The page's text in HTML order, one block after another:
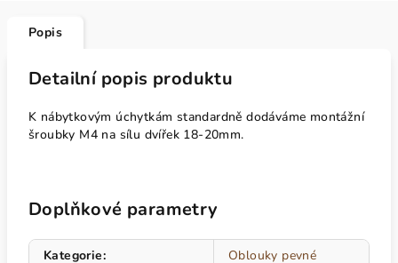
Popis
Detailní popis produktu
K nábytkovým úchytkám standardně dodáváme montážní
šroubky M4 na sílu dvířek 18-20mm.
Doplňkové parametry
Kategorie:
Oblouky pevné